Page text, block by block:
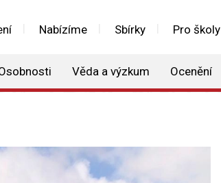
Nabízíme Sbírky Pro školy
Věda a výzkum Ocenění